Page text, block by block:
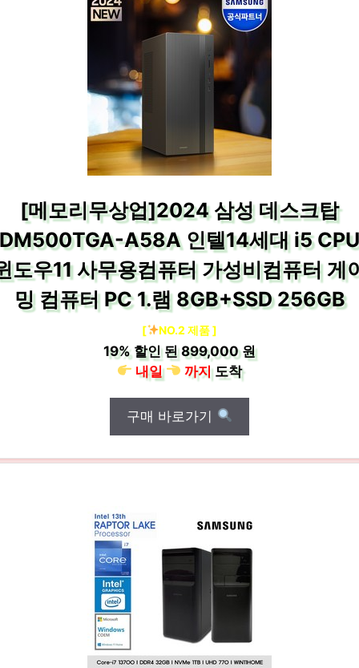
[메모리무상업]2024 삼성 데스크탑
DM500TGA-A58A 인텔14세대 i5 CPU
도우11 사무용컴퓨터 가성비컴퓨터 게
밍 컴퓨터 PC 1.램 8GB+SSD 256GB
[ NO.2 제품 ]
19% 할인 된899,000 원
내일
까지도착
구매 바로가기